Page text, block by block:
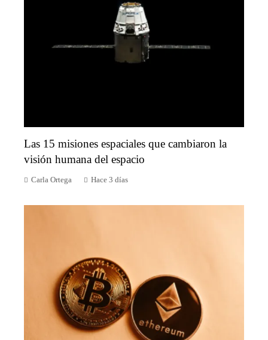
Las 15 misiones espaciales que cambiaron la
visión humana del espacio
Carla Ortega Hace 3 días